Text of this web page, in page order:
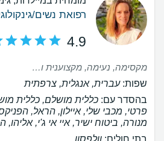
רפואת נשים/
4.9
מקסימה, נעימה, מקצוענית וחייכנית.
שפות:עברית, אנגלית, צרפתית
בהסדר עם: כללית מושלם, כללית
פרטי, מכבי שלי, איילון, הראל,
מנורה, ביטוח ישיר, איי אי ג'י,